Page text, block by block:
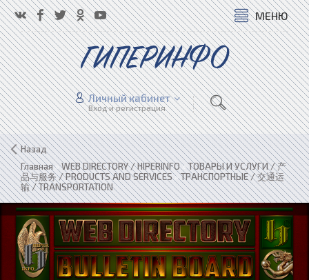
МЕНЮ
ГИПЕРИНФО
Личный кабинет
Вход и регистрация
Назад
Главная»WEB DIRECTORY / HIPERINFO»ТОВАРЫ И УСЛУГИ / 产
品与服务 / PRODUCTS AND SERVICES»ТРАНСПОРТНЫЕ / 交通运
输 / TRANSPORTATION